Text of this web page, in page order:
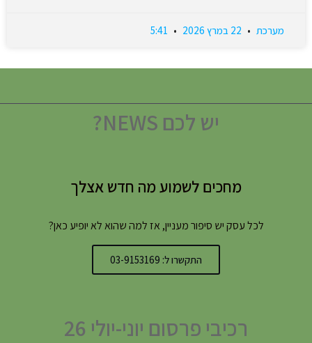
מערכת
יש לכם NEWS?
מחכים לשמוע מה חדש אצלך
לכל עסק יש סיפור מעניין, אז למה שהוא לא יופיע כאן?
התקשרו ל: 03-9153169
רכיבי פרסום יוני-יולי 26